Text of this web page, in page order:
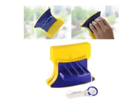
variantes.
Las
opciones
se
pueden
elegir
en
la
página
de